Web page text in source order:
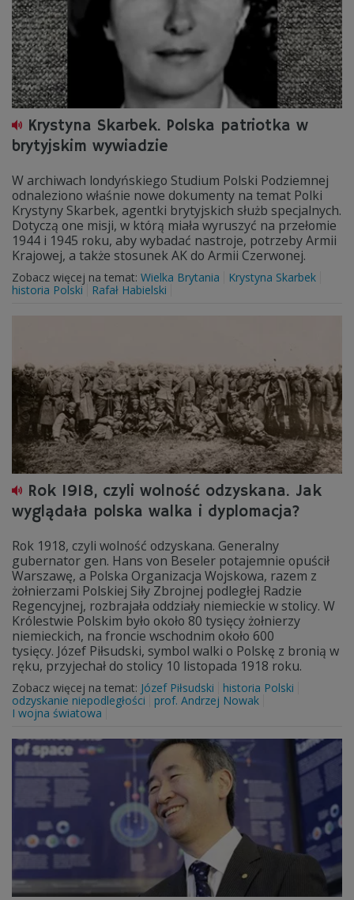
Krystyna Skarbek. Polska patriotka w
brytyjskim wywiadzie
W archiwach londyńskiego Studium Polski Podziemnej
odnaleziono właśnie nowe dokumenty na temat Polki
Krystyny Skarbek, agentki brytyjskich służb specjalnych.
Dotyczą one misji, w którą miała wyruszyć na przełomie
1944 i 1945 roku, aby wybadać nastroje, potrzeby Armii
Krajowej, a także stosunek AK do Armii Czerwonej.
Zobacz więcej na temat: Wielka Brytania
Krystyna Skarbek
historia Polski
Rafał Habielski
Rok 1918, czyli wolność odzyskana. Jak
wyglądała polska walka i dyplomacja?
Rok 1918, czyli wolność odzyskana. Generalny
gubernator gen. Hans von Beseler potajemnie opuścił
Warszawę, a Polska Organizacja Wojskowa, razem z
żołnierzami Polskiej Siły Zbrojnej podległej Radzie
Regencyjnej, rozbrajała oddziały niemieckie w stolicy. W
Królestwie Polskim było około 80 tysięcy żołnierzy
niemieckich, na froncie wschodnim około 600
tysięcy. Józef Piłsudski, symbol walki o Polskę z bronią w
ręku, przyjechał do stolicy 10 listopada 1918 roku.
Zobacz więcej na temat: Józef Piłsudski
historia Polski
odzyskanie niepodległości
prof. Andrzej Nowak
I wojna światowa